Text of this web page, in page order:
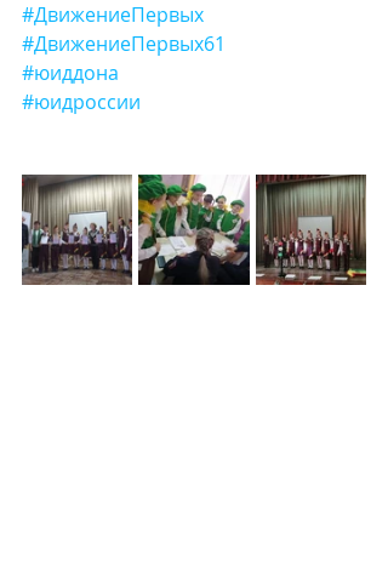
#ДвижениеПервых
#ДвижениеПервых61
#юиддона
#юидроссии